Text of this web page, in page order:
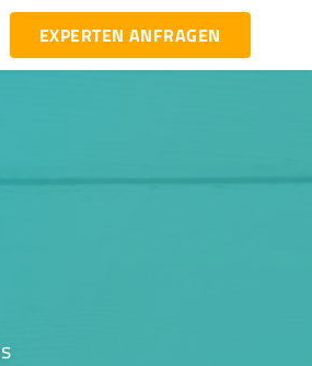
EXPERTEN ANFRAGEN